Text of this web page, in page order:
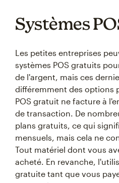
Systèmes
Les petites entreprises
systèmes POS gratuits
de l'argent, mais ces
différemment des options
POS gratuit ne facture à
de transaction. De
plans gratuits, ce qui
mensuels, mais cela ne
Tout matériel dont vous
acheté. En revanche,
gratuite tant que vous